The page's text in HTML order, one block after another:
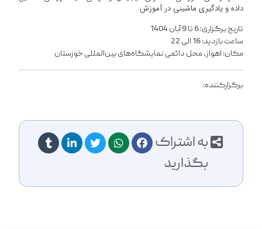
داده و یادگیری ماشینی در آموزش
تاریخ برگزاری: 6 تا 9 آبان 1404
ساعت بازدید: 16 الی 22
مکان: اهواز، محل دائمی نمایشگاه‌های بین‌المللی خوزستان
برگزارکننده:
به اشتراک
بگذارید